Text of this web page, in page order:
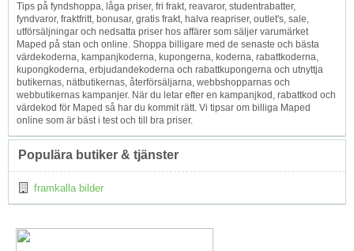
Tips på fyndshoppa, låga priser, fri frakt, reavaror, studentrabatter,
fyndvaror, fraktfritt, bonusar, gratis frakt, halva reapriser, outlet's, sale,
utförsäljningar och nedsatta priser hos affärer som säljer varumärket
Maped på stan och online. Shoppa billigare med de senaste och bästa
värdekoderna, kampanjkoderna, kupongerna, koderna, rabattkoderna,
kupongkoderna, erbjudandekoderna och rabattkupongerna och utnyttja
butikernas, nätbutikernas, återförsäljarna, webbshopparnas och
webbutikernas kampanjer. När du letar efter en kampanjkod, rabattkod och
värdekod för Maped så har du kommit rätt. Vi tipsar om billiga Maped
online som är bäst i test och till bra priser.
Populära butiker & tjänster
framkalla bilder